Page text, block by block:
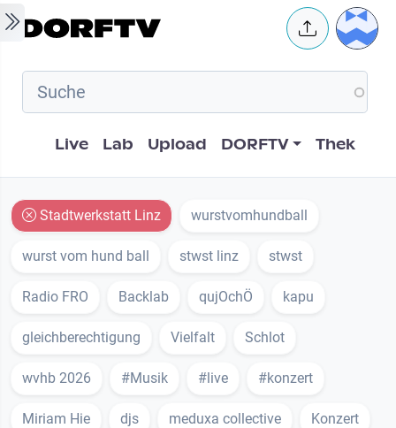
Skip to main content User
Hauptnavigation
Live Lab Upload DORFTV Thek
Stadtwerkstatt Linz wurstvomhundball
wurst vom hund ball stwst linz stwst
Radio FRO Backlab qujOchÖ kapu
gleichberechtigung Vielfalt Schlot
wvhb 2026 #Musik #live #konzert
Miriam Hie djs meduxa collective Konzert